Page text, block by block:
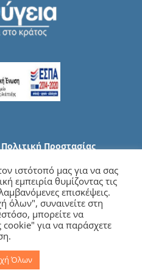
Πολιτική Προστασίας
Χαλκιδικής | All Rights Reserved |
ιστότοπό μας για να σας
εμπειρία θυμίζοντας τις
επισκέψεις.
όλων", συναινείτε στη
μπορείτε να
cookie" για να παράσχετε
Όλων